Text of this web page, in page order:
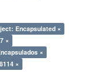
Encapsulated ×
×
×
×